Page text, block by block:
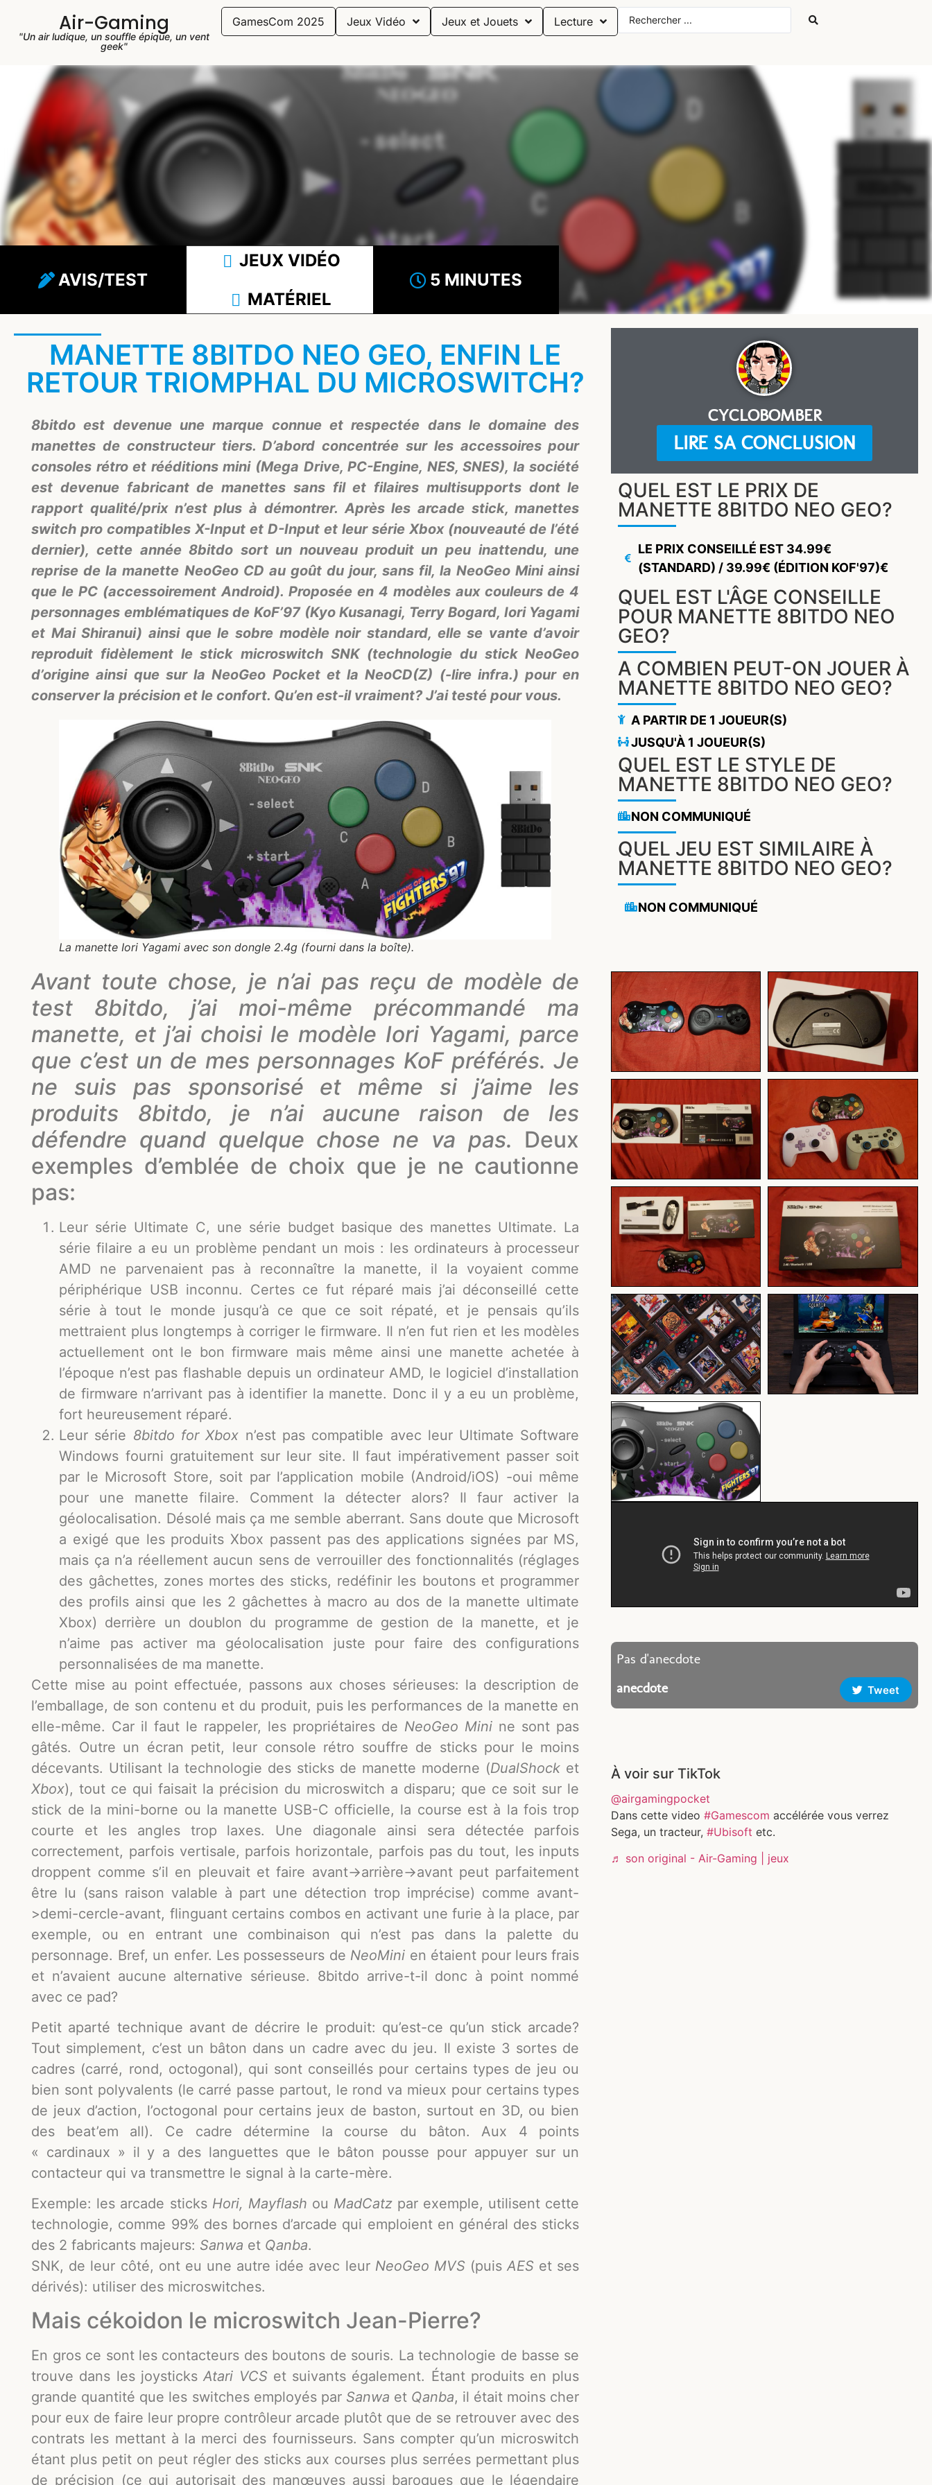
Air-Gaming
"Un air ludique, un souffle épique, un vent
geek"
GamesCom 2025 Jeux Vidéo Jeux et Jouets Lecture
AVIS/TEST
JEUX VIDÉO
MATÉRIEL
5 MINUTES
MANETTE 8BITDO NEO GEO, ENFIN LE
RETOUR TRIOMPHAL DU MICROSWITCH?
8bitdo est devenue une marque connue et respectée dans le domaine des
manettes de constructeur tiers. D’abord concentrée sur les accessoires pour
consoles rétro et rééditions mini (Mega Drive, PC-Engine, NES, SNES), la société
est devenue fabricant de manettes sans fil et filaires multisupports dont le
rapport qualité/prix n’est plus à démontrer. Après les arcade stick, manettes
switch pro compatibles X-Input et D-Input et leur série Xbox (nouveauté de l’été
dernier), cette année 8bitdo sort un nouveau produit un peu inattendu, une
reprise de la manette NeoGeo CD au goût du jour, sans fil, la NeoGeo Mini ainsi
que le PC (accessoirement Android). Proposée en 4 modèles aux couleurs de 4
personnages emblématiques de KoF’97 (Kyo Kusanagi, Terry Bogard, Iori Yagami
et Mai Shiranui) ainsi que le sobre modèle noir standard, elle se vante d’avoir
reproduit fidèlement le stick microswitch SNK (technologie du stick NeoGeo
d’origine ainsi que sur la NeoGeo Pocket et la NeoCD(Z) (-lire infra.) pour en
conserver la précision et le confort. Qu’en est-il vraiment? J’ai testé pour vous.
La manette Iori Yagami avec son dongle 2.4g (fourni dans la boîte).
Avant toute chose, je n’ai pas reçu de modèle de
test 8bitdo, j’ai moi-même précommandé ma
manette, et j’ai choisi le modèle Iori Yagami, parce
que c’est un de mes personnages KoF préférés. Je
ne suis pas sponsorisé et même si j’aime les
produits 8bitdo, je n’ai aucune raison de les
défendre quand quelque chose ne va pas. Deux
exemples d’emblée de choix que je ne cautionne
pas:
Leur série Ultimate C, une série budget basique des manettes Ultimate. La
série filaire a eu un problème pendant un mois : les ordinateurs à processeur
AMD ne parvenaient pas à reconnaître la manette, il la voyaient comme
périphérique USB inconnu. Certes ce fut réparé mais j’ai déconseillé cette
série à tout le monde jusqu’à ce que ce soit répaté, et je pensais qu’ils
mettraient plus longtemps à corriger le firmware. Il n’en fut rien et les modèles
actuellement ont le bon firmware mais même ainsi une manette achetée à
l’époque n’est pas flashable depuis un ordinateur AMD, le logiciel d’installation
de firmware n’arrivant pas à identifier la manette. Donc il y a eu un problème,
fort heureusement réparé.
Leur série 8bitdo for Xbox n’est pas compatible avec leur Ultimate Software
Windows fourni gratuitement sur leur site. Il faut impérativement passer soit
par le Microsoft Store, soit par l’application mobile (Android/iOS) -oui même
pour une manette filaire. Comment la détecter alors? Il faur activer la
géolocalisation. Désolé mais ça me semble aberrant. Sans doute que Microsoft
a exigé que les produits Xbox passent pas des applications signées par MS,
mais ça n’a réellement aucun sens de verrouiller des fonctionnalités (réglages
des gâchettes, zones mortes des sticks, redéfinir les boutons et programmer
des profils ainsi que les 2 gâchettes à macro au dos de la manette ultimate
Xbox) derrière un doublon du programme de gestion de la manette, et je
n’aime pas activer ma géolocalisation juste pour faire des configurations
personnalisées de ma manette.
Cette mise au point effectuée, passons aux choses sérieuses: la description de
l’emballage, de son contenu et du produit, puis les performances de la manette en
elle-même. Car il faut le rappeler, les propriétaires de NeoGeo Mini ne sont pas
gâtés. Outre un écran petit, leur console rétro souffre de sticks pour le moins
décevants. Utilisant la technologie des sticks de manette moderne (DualShock et
Xbox), tout ce qui faisait la précision du microswitch a disparu; que ce soit sur le
stick de la mini-borne ou la manette USB-C officielle, la course est à la fois trop
courte et les angles trop laxes. Une diagonale ainsi sera détectée parfois
correctement, parfois vertisale, parfois horizontale, parfois pas du tout, les inputs
droppent comme s’il en pleuvait et faire avant->arrière->avant peut parfaitement
être lu (sans raison valable à part une détection trop imprécise) comme avant-
>demi-cercle-avant, flinguant certains combos en activant une furie à la place, par
exemple, ou en entrant une combinaison qui n’est pas dans la palette du
personnage. Bref, un enfer. Les possesseurs de NeoMini en étaient pour leurs frais
et n’avaient aucune alternative sérieuse. 8bitdo arrive-t-il donc à point nommé
avec ce pad?
Petit aparté technique avant de décrire le produit: qu’est-ce qu’un stick arcade?
Tout simplement, c’est un bâton dans un cadre avec du jeu. Il existe 3 sortes de
cadres (carré, rond, octogonal), qui sont conseillés pour certains types de jeu ou
bien sont polyvalents (le carré passe partout, le rond va mieux pour certains types
de jeux d’action, l’octogonal pour certains jeux de baston, surtout en 3D, ou bien
des beat’em all). Ce cadre détermine la course du bâton. Aux 4 points
« cardinaux » il y a des languettes que le bâton pousse pour appuyer sur un
contacteur qui va transmettre le signal à la carte-mère.
Exemple: les arcade sticks Hori, Mayflash ou MadCatz par exemple, utilisent cette
technologie, comme 99% des bornes d’arcade qui emploient en général des sticks
des 2 fabricants majeurs: Sanwa et Qanba.
SNK, de leur côté, ont eu une autre idée avec leur NeoGeo MVS(puisAES et ses
dérivés): utiliser des microswitches.
Mais cékoidon le microswitch Jean-Pierre?
En gros ce sont les contacteurs des boutons de souris. La technologie de basse se
trouve dans les joysticksAtari VCSet suivants également. Étant produits en plus
grande quantité que les switches employés par Sanwa et Qanba, il était moins cher
pour eux de faire leur propre contrôleur arcade plutôt que de se retrouver avec des
contrats les mettant à la merci des fournisseurs. Sans compter qu’un microswitch
étant plus petit on peut régler des sticks aux courses plus serrées permettant plus
de précision (ce qui autorisait des manœuves aussi baroques que le légendaire
CYCLOBOMBER
LIRE SA CONCLUSION
QUEL EST LE PRIX DE
MANETTE 8BITDO NEO GEO?
LE PRIX CONSEILLÉ EST 34.99€
(STANDARD) / 39.99€ (ÉDITION KOF'97)€
QUEL EST L'ÂGE CONSEILLE
POUR MANETTE 8BITDO NEO
GEO?
A COMBIEN PEUT-ON JOUER À
MANETTE 8BITDO NEO GEO?
A PARTIR DE 1 JOUEUR(S)
JUSQU'À 1 JOUEUR(S)
QUEL EST LE STYLE DE
MANETTE 8BITDO NEO GEO?
NON COMMUNIQUÉ
QUEL JEU EST SIMILAIRE À
MANETTE 8BITDO NEO GEO?
NON COMMUNIQUÉ
Pas d'anecdote
anecdote
Tweet
À voir sur TikTok
@airgamingpocket
Dans cette video #Gamescom accélérée vous verrez
Sega, un tracteur, #Ubisoft etc.
♬ son original - Air-Gaming | jeux